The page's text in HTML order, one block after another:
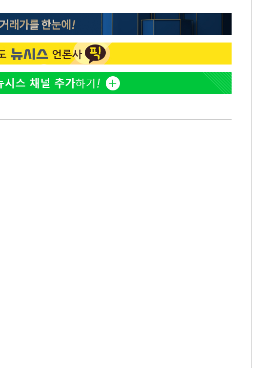
2
"창 3개 띄워도 답답함 없네"…'폴드8 울트
라', 일주일 써보니
3
英유명 여배우, 큰 교통사고서 기아차 덕에
살았다
4
[속보]뉴욕증시 상승 마감…S&P 0.6% 나스
5
더위에 에어컨 틀고 '콜록콜록'…혹시 이 질